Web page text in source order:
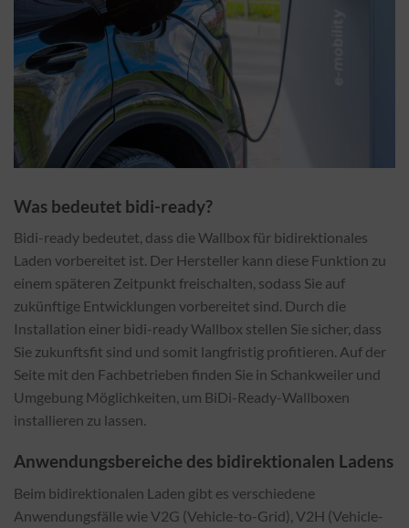
Was bedeutet bidi-ready?
Bidi-ready bedeutet, dass die Wallbox für bidirektionales
Laden vorbereitet ist. Der Hersteller kann diese Funktion zu
einem späteren Zeitpunkt freischalten, sodass Sie auf
zukünftige Entwicklungen vorbereitet sind. Durch die
Installation einer bidi-ready Wallbox stellen Sie sicher, dass
Sie zukunftsfit sind und somit langfristig profitieren. Auf der
Seite mit den Fachbetrieben finden Sie in Schankweiler und
Umgebung Möglichkeiten, um BiDi-Ready-Wallboxen
installieren zu lassen.
Anwendungsbereiche des bidirektionalen Ladens
Beim bidirektionalen Laden gibt es verschiedene
Anwendungsfälle wie V2G (Vehicle-to-Grid), V2H (Vehicle-